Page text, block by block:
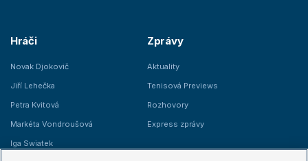
Hráči
Novak Djokovič
Jiří Lehečka
Petra Kvitová
Markéta Vondroušová
Iga Swiatek
Zprávy
Aktuality
Tenisová Previews
Rozhovory
Express zprávy